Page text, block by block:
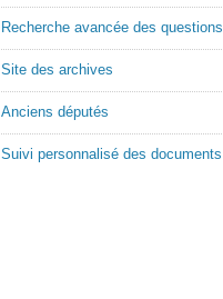
Recherche avancée des questions
Site des archives
Anciens députés
Suivi personnalisé des documents